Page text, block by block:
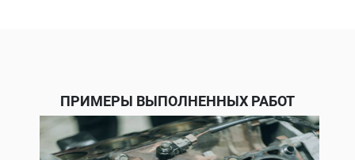
ПРИМЕРЫ ВЫПОЛНЕННЫХ РАБОТ